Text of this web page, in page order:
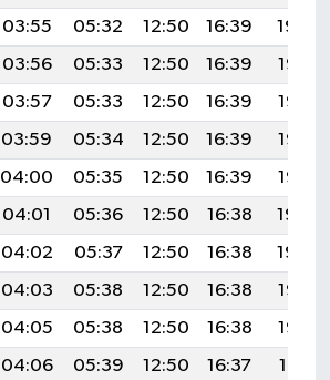
03:55 05:32 12:50 16:39
19:59
03:56 05:33 12:50 16:39
19:58
03:57 05:33 12:50 16:39
19:57
03:59 05:34 12:50 16:39
19:56
04:00 05:35 12:50 16:39
19:55
04:01 05:36 12:50 16:38
19:54
04:02 05:37 12:50 16:38
19:54
04:03 05:38 12:50 16:38
19:53
04:05 05:38 12:50 16:38
19:52
04:06 05:39 12:50 16:37 19:51